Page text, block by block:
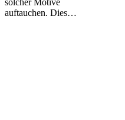
auftauchen. Dies…